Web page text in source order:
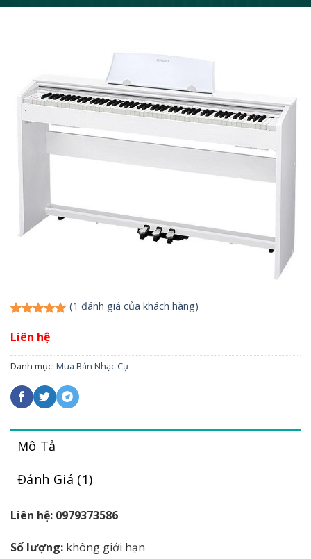
dựa trên
đánh giá
(1 đánh giá của khách hàng)
Liên hệ
Danh mục: Mua Bán Nhạc Cụ
Mô Tả
Đánh Giá (1)
Liên hệ: 0979373586
Số lượng: không giới hạn